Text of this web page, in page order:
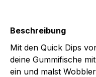
Beschreibung
Mit den Quick Dips
deine Gummifische
ein und malst